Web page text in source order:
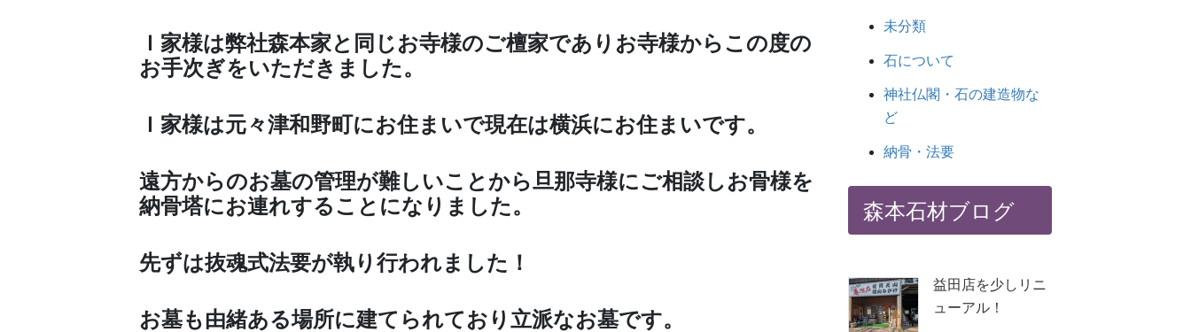
Ｉ家様は弊社森本家と同じお寺様のご檀家でありお寺様からこの度の
お手次ぎをいただきました。
Ｉ家様は元々津和野町にお住まいで現在は横浜にお住まいです。
遠方からのお墓の管理が難しいことから旦那寺様にご相談しお骨様を
納骨塔にお連れすることになりました。
先ずは抜魂式法要が執り行われました！
お墓も由緒ある場所に建てられており立派なお墓です。
未分類
石について
神社仏閣・石の建造物な
ど
納骨・法要
森本石材ブログ
益田店を少しリニ
ューアル！